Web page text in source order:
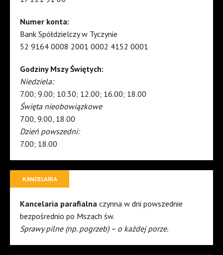
Numer konta:
Bank Spółdzielczy w Tyczynie
52 9164 0008 2001 0002 4152 0001
Godziny Mszy Świętych:
Niedziela:
7.00; 9.00; 10.30; 12.00; 16.00; 18.00
Święta nieobowiązkowe
7.00, 9.00, 18.00
Dzień powszedni:
7.00; 18.00
KANCELARIA
Kancelaria parafialna czynna w dni powszednie
bezpośrednio po Mszach św.
Sprawy pilne (np. pogrzeb) – o każdej porze.